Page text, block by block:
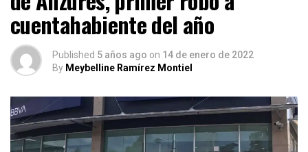
cuentahabiente del año
Published 5 años ago on 14 de enero de 2022
By Meybelline Ramírez Montiel